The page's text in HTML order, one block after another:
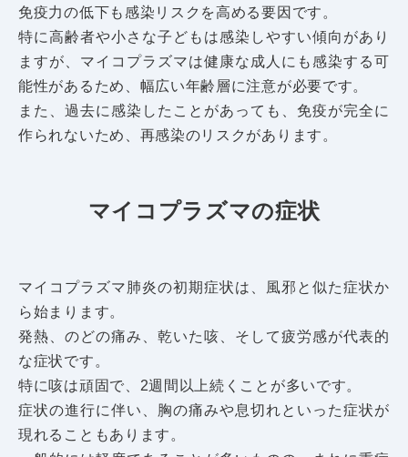
免疫力の低下も感染リスクを高める要因です。
特に高齢者や小さな子どもは感染しやすい傾向があり
ますが、マイコプラズマは健康な成人にも感染する可
能性があるため、幅広い年齢層に注意が必要です。
また、過去に感染したことがあっても、免疫が完全に
作られないため、再感染のリスクがあります。
マイコプラズマの症状
マイコプラズマ肺炎の初期症状は、風邪と似た症状か
ら始まります。
発熱、のどの痛み、乾いた咳、そして疲労感が代表的
な症状です。
特に咳は頑固で、2週間以上続くことが多いです。
症状の進行に伴い、胸の痛みや息切れといった症状が
現れることもあります。